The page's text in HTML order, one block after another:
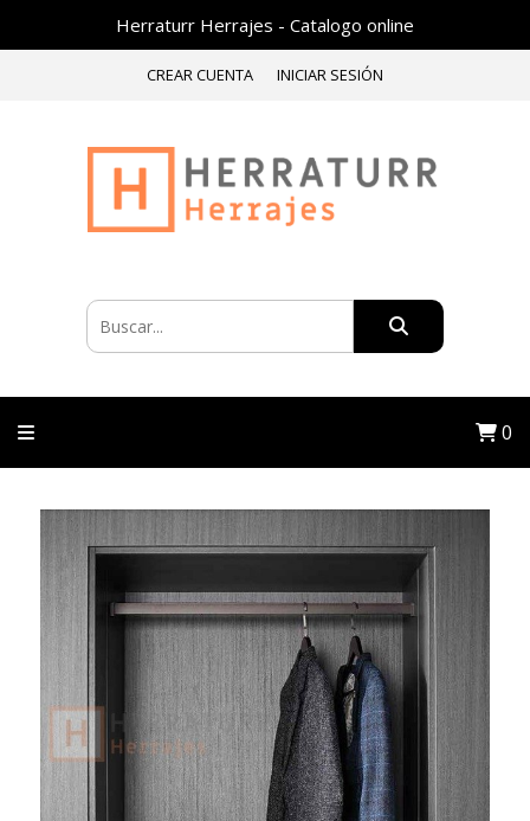
Herraturr Herrajes - Catalogo online
CREAR CUENTA INICIAR SESIÓN
0